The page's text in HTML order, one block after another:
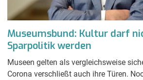
Museumsbund: Kultur darf
Sparpolitik werden
Museen gelten als vergleichsweise
Corona verschließt auch ihre Türen.